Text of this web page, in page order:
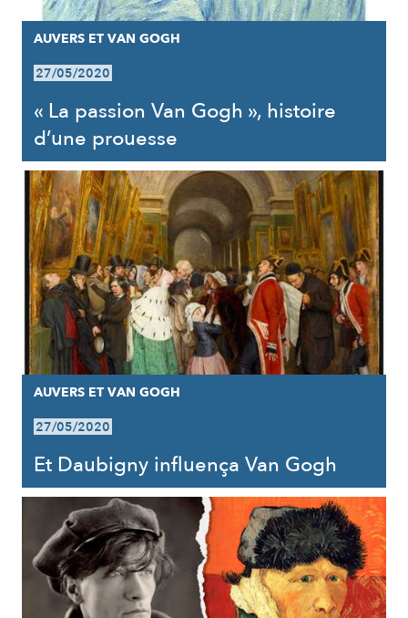
AUVERS ET VAN GOGH
27/05/2020
« La passion Van Gogh », histoire
d’une prouesse
AUVERS ET VAN GOGH
27/05/2020
Et Daubigny influença Van Gogh